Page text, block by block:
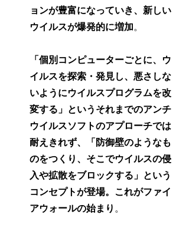
ョンが豊富になっていき、新しい
ウイルスが爆発的に増加。
「個別コンピューターごとに、ウ
イルスを探索・発見し、悪さしな
いようにウイルスプログラムを改
変する」というそれまでのアンチ
ウイルスソフトのアプローチでは
耐えきれず、「防御壁のようなも
のをつくり、そこでウイルスの侵
入や拡散をブロックする」という
コンセプトが登場。これがファイ
アウォールの始まり 。